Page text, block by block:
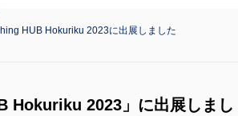
HUB Hokuriku 2023に出展しました
Hokuriku 2023」に出展しまし